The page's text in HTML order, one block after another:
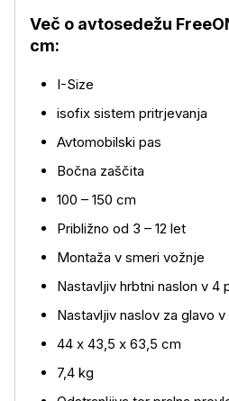
Več o izdelku
Več o avtosedežu
cm:
I-Size
isofix sistem pritrjevanja
Avtomobilski pas
Bočna zaščita
100 – 150 cm
Približno od 3 – 12 let
Montaža v smeri vožnje
Nastavljiv hrbtni naslon v 4
Nastavljiv naslov za glavo
44 x 43,5 x 63,5 cm
7,4 kg